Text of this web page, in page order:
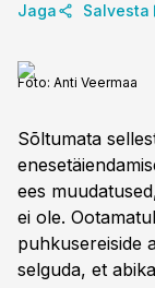
Jaga Salvesta
Foto: Anti Veermaa
Sõltumata
ees
ei ole.
puhkusereiside
selguda, et